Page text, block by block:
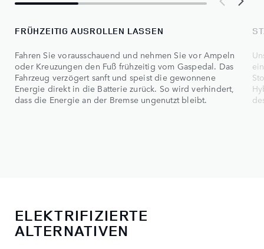
FRÜHZEITIG AUSROLLEN LASSEN
Fahren Sie vorausschauend und nehmen Sie vor Ampeln
oder Kreuzungen den Fuß frühzeitig vom Gaspedal. Das
Fahrzeug verzögert sanft und speist die gewonnene
Energie direkt in die Batterie zurück. So wird verhindert,
dass die Energie an der Bremse ungenutzt bleibt.
ELEKTRIFIZIERTE
ALTERNATIVEN